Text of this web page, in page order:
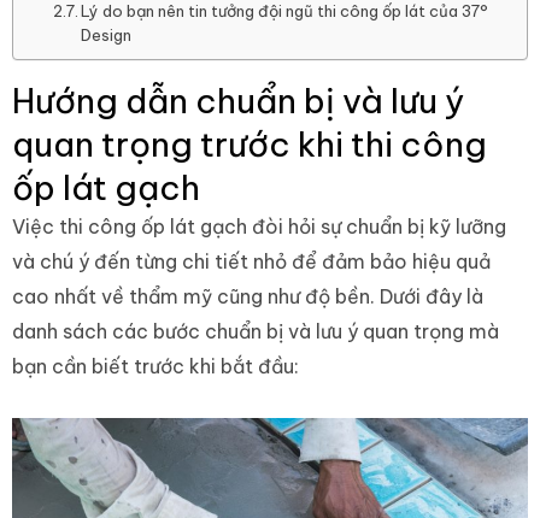
Lý do bạn nên tin tưởng đội ngũ thi công ốp lát của 37°
Design
Hướng dẫn chuẩn bị và lưu ý
quan trọng trước khi thi công
ốp lát gạch
Việc thi công ốp lát gạch đòi hỏi sự chuẩn bị kỹ lưỡng
và chú ý đến từng chi tiết nhỏ để đảm bảo hiệu quả
cao nhất về thẩm mỹ cũng như độ bền. Dưới đây là
danh sách các bước chuẩn bị và lưu ý quan trọng mà
bạn cần biết trước khi bắt đầu: